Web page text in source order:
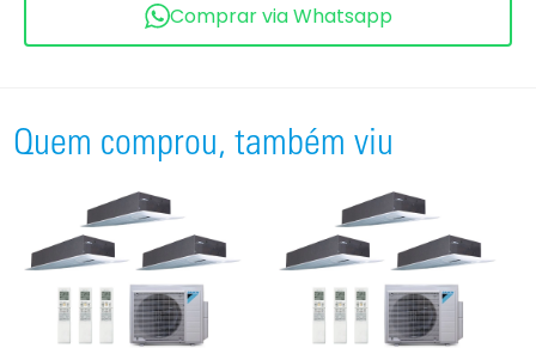
Comprar via Whatsapp
Quem comprou, também viu